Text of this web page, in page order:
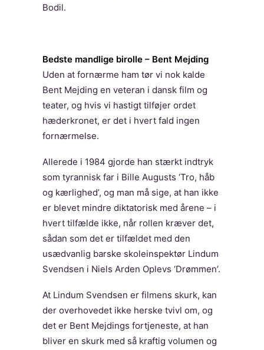
Bodil.
Bedste mandlige birolle – Bent Mejding
Uden at fornærme ham tør vi nok kalde
Bent Mejding en veteran i dansk film og
teater, og hvis vi hastigt tilføjer ordet
hæderkronet, er det i hvert fald ingen
fornærmelse.
Allerede i 1984 gjorde han stærkt indtryk
som tyrannisk far i Bille Augusts ‘Tro, håb
og kærlighed’, og man må sige, at han ikke
er blevet mindre diktatorisk med årene – i
hvert tilfælde ikke, når rollen kræver det,
sådan som det er tilfældet med den
usædvanlig barske skoleinspektør Lindum
Svendsen i Niels Arden Oplevs ‘Drømmen’.
At Lindum Svendsen er filmens skurk, kan
der overhovedet ikke herske tvivl om, og
det er Bent Mejdings fortjeneste, at han
bliver en skurk med så kraftig volumen og